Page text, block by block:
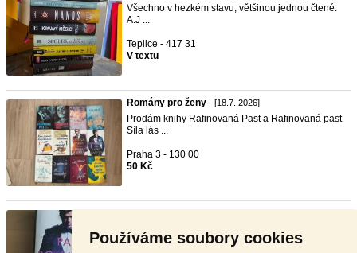
Používáme soubory cookies
Všechno v hezkém stavu, většinou jednou čtené.
A.J ...
Teplice - 417 31
V textu
Romány pro ženy - [18.7. 2026]
Prodám knihy Rafinovaná Past a Rafinovaná past
Síla lás ...
Praha 3 - 130 00
50 Kč
Prodám knihu pan romantik od leisa
Kč + p ...